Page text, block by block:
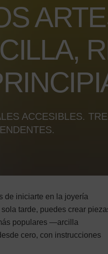
ACCESIBLES.
de iniciarte en la joyería
tarde, puedes crear
populares —arcilla
cero, con instrucciones